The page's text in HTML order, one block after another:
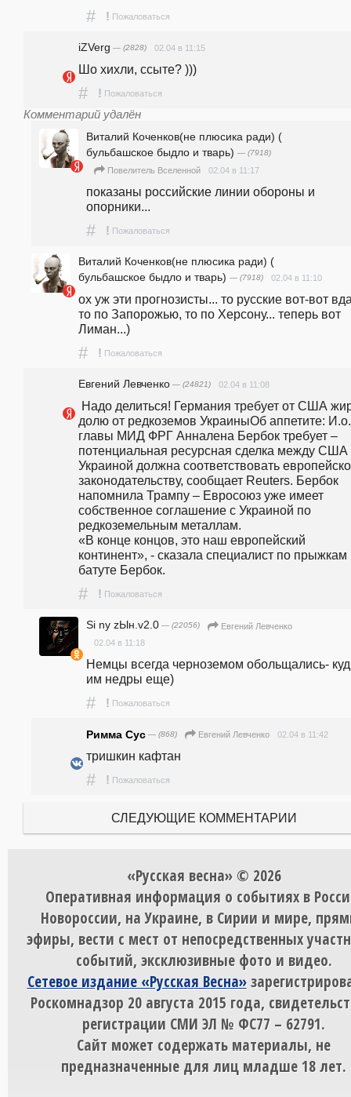
# ! Пожаловаться
iZVerg — (2828) 02.04 в 11:15
Шо хихли, ссыте? )))
# ! Пожаловаться
Комментарий удалён
Виталий Коченков(не плюсика ради) (
бульбашское быдло и тварь) — (7918)
Повелитель Вселенной 02.04 в 11:17
показаны российские линии обороны и
опорники...
# ! Пожаловаться
Виталий Коченков(не плюсика ради) (
бульбашское быдло и тварь) — (7918) 02.04 в 11:10
ох уж эти прогнозисты... то русские вот-вот
то по Запорожью, то по Херсону... теперь вот
Лиман...)
# ! Пожаловаться
Евгений Левченко — (24821) 02.04 в 11:08
долю от редкоземов УкраиныОб аппетите: И.о.
главы МИД ФРГ Анналена Бербок требует –
потенциальная ресурсная сделка между США
Украиной должна соответствовать
законодательству, сообщает Reuters. Бербок
напомнила Трампу – Евросоюз уже имеет
собственное соглашение с Украиной по
редкоземельным металлам.
«В конце концов, это наш европейский
континент», - сказала специалист по прыжкам
батуте Бербок.
# ! Пожаловаться
Si ny zЫн.v2.0 — (22056)
Евгений Левченко
02.04 в 11:18
Немцы всегда черноземом обольщались-
им недры еще)
# ! Пожаловаться
Римма Сус — (868) Евгений Левченко 02.04 в 11:42
тришкин кафтан
# ! Пожаловаться
СЛЕДУЮЩИЕ КОММЕНТАРИИ
«Русская весна» © 2026
Оперативная информация о событиях в
Новороссии, на Украине, в Сирии и мире,
эфиры, вести с мест от непосредственных
событий, эксклюзивные фото и видео.
Сетевое издание «Русская Весна»
Роскомнадзор 20 августа 2015 года,
регистрации СМИ ЭЛ № ФС77 – 62791.
Сайт может содержать материалы, не
предназначенные для лиц младше 18 лет.